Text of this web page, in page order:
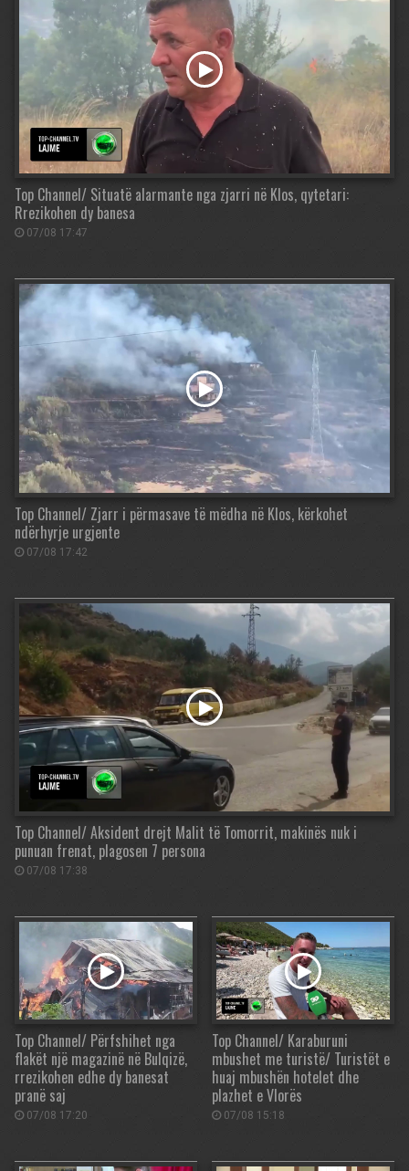
Top Channel/ Situatë alarmante nga zjarri në Klos, qytetari:
Rrezikohen dy banesa
07/08 17:47
Top Channel/ Zjarr i përmasave të mëdha në Klos, kërkohet
ndërhyrje urgjente
07/08 17:42
Top Channel/ Aksident drejt Malit të Tomorrit, makinës nuk i
punuan frenat, plagosen 7 persona
07/08 17:38
Top Channel/ Përfshihet nga
flakët një magazinë në Bulqizë,
rrezikohen edhe dy banesat
pranë saj
07/08 17:20
Top Channel/ Karaburuni
mbushet me turistë/ Turistët e
huaj mbushën hotelet dhe
plazhet e Vlorës
07/08 15:18